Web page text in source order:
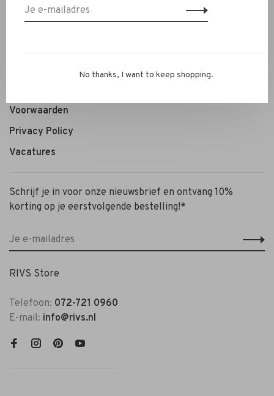
Contact
Personal Styling / Private Shopping
Voorwaarden
Privacy Policy
Vacatures
Schrijf je in voor onze nieuwsbrief en ontvang 10%
korting op je eerstvolgende bestelling!*
RIVS Store
Telefoon: 072-721 0960
E-mail: info@rivs.nl
No thanks, I want to keep shopping.